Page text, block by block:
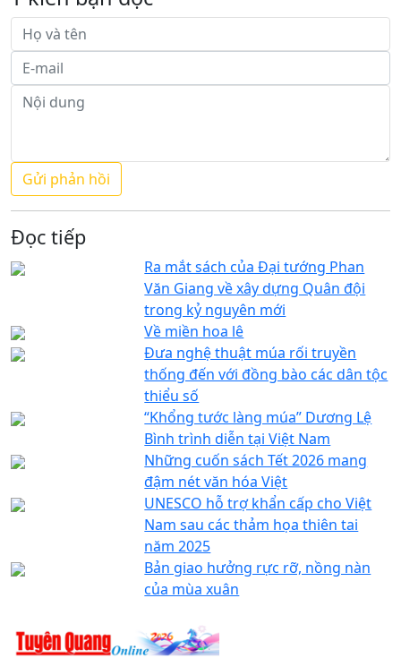
Đọc tiếp
Ra mắt sách của Đại tướng Phan
Văn Giang về xây dựng Quân đội
trong kỷ nguyên mới
Về miền hoa lê
Đưa nghệ thuật múa rối truyền
thống đến với đồng bào các dân tộc
thiểu số
“Khổng tước làng múa” Dương Lệ
Bình trình diễn tại Việt Nam
Những cuốn sách Tết 2026 mang
đậm nét văn hóa Việt
UNESCO hỗ trợ khẩn cấp cho Việt
Nam sau các thảm họa thiên tai
năm 2025
Bản giao hưởng rực rỡ, nồng nàn
của mùa xuân